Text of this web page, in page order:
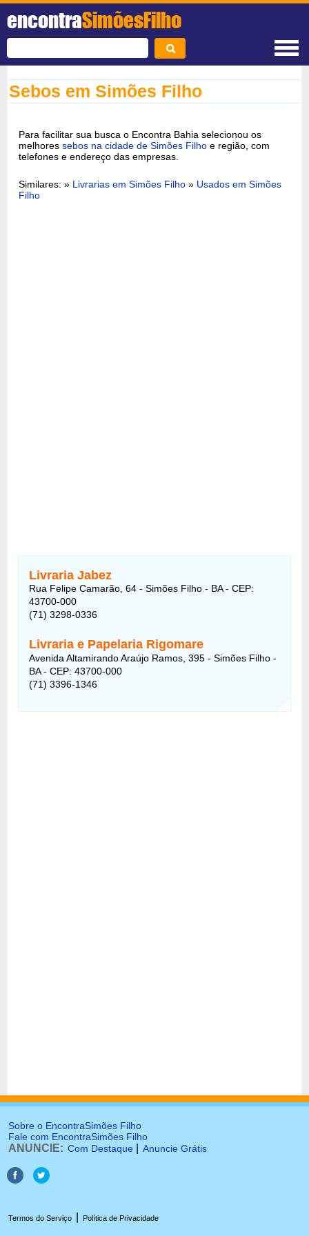
encontraSimõesFilho
Sebos em Simões Filho
Para facilitar sua busca o Encontra Bahia selecionou os
melhoressebos na cidade de Simões Filho e região, com
telefones e endereço das empresas.
Similares: » Livrarias em Simões Filho » Usados em Simões
Filho
Livraria Jabez
Rua Felipe Camarão, 64 - Simões Filho - BA - CEP:
43700-000
(71) 3298-0336
Livraria e Papelaria Rigomare
Avenida Altamirando Araújo Ramos, 395 - Simões Filho -
BA - CEP: 43700-000
(71) 3396-1346
Sobre o EncontraSimões Filho
Fale com EncontraSimões Filho
ANUNCIE: Com Destaque Anuncie Grátis
Termos do Serviço Política de Privacidade